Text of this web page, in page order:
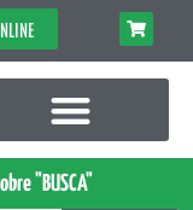
"BUSCA"